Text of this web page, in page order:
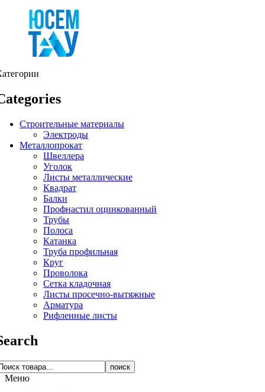
Строительные материалы
Электроды
Металлопрокат
Швеллера
Уголок
Листы металлические
Квадрат
Балки
Профнастил оцинкованный
Трубы
Полоса
Катанка
Труба профильная
Круг
Проволока
Сетка кладочная
Листы просечно-вытяжные
Арматура
Рифленные листы
поиск
Меню